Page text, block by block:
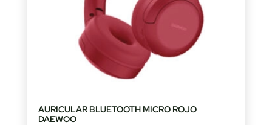
AURICULAR BLUETOOTH MICRO ROJO
DAEWOO